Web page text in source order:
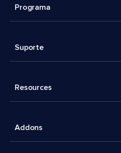
Programa
Suporte
Resources
Addons